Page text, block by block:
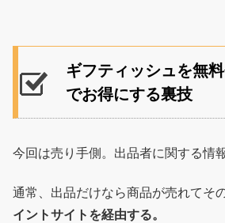
ギフティッシュを無
でお得にする裏技
今回は売り手側。出品者に関する情
通常、出品だけなら商品が売れてそ
イントサイトを経由する。